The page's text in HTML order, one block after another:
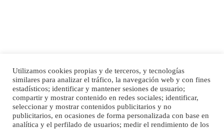
SHIBA PERDIDO AVDA JOSE MESA Y LOPEZ
PERRO MACHO RAZA SHIBA CON MICROCHIP PERDIDO HOY 06/07/2025 ZONA
MESA Y LOPEZ. ES MUY ASUSTADIZO
Leales.org » Gran Canaria | 6.7.2025
Inicio Publicidad
Política de privacidad
Aviso Legal
Cláusula de Cookies
Enlaces de interés
Utilizamos cookies propias y de terceros, y tecnologías
similares para analizar el tráfico, la navegación web y con fines
estadísticos; identificar y mantener sesiones de usuario;
compartir y mostrar contenido en redes sociales; identificar,
seleccionar y mostrar contenidos publicitarios y no
publicitarios, en ocasiones de forma personalizada con base en
analítica y el perfilado de usuarios; medir el rendimiento de los